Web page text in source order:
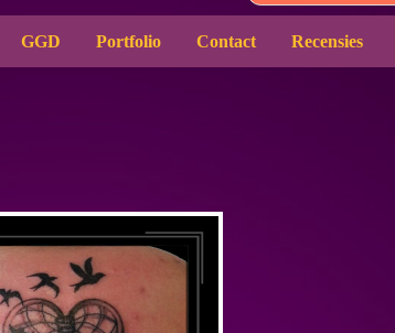
GGD Portfolio Contact Recensies